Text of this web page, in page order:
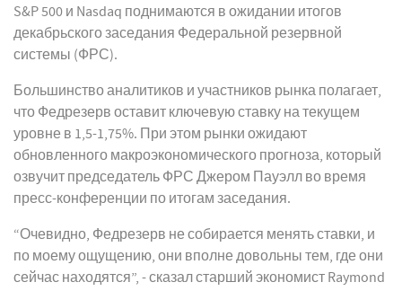
S&P 500 и Nasdaq поднимаются в ожидании итогов
декабрьского заседания Федеральной резервной
системы (ФРС).
Большинство аналитиков и участников рынка полагает,
что Федрезерв оставит ключевую ставку на текущем
уровне в 1,5-1,75%. При этом рынки ожидают
обновленного макроэкономического прогноза, который
озвучит председатель ФРС Джером Пауэлл во время
пресс-конференции по итогам заседания.
“Очевидно, Федрезерв не собирается менять ставки, и
по моему ощущению, они вполне довольны тем, где они
сейчас находятся”, - сказал старший экономист Raymond